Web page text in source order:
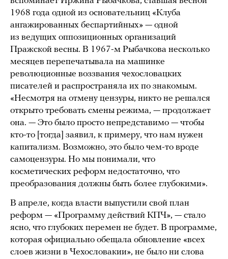
1968 года одной из основательниц «Клуба
ангажированных беспартийных» — одной
из ведущих оппозиционных организаций
Пражской весны. В 1967-м Рыбачкова несколько
месяцев перепечатывала на машинке
революционные воззвания чехословацких
писателей и распространяла их по знакомым.
«Несмотря на отмену цензуры, никто не решался
открыто требовать смены режима, — продолжает
она. — Это было просто непредставимо — чтобы
кто-то [тогда] заявил, к примеру, что нам нужен
капитализм. Возможно, это было чем-то вроде
самоцензуры. Но мы понимали, что
косметических реформ недостаточно, что
преобразования должны быть более глубокими».
В апреле, когда власти выпустили свой план
реформ — «Программу действий КПЧ», — стало
ясно, что глубоких перемен не будет. В программе,
которая официально обещала обновление «всех
слоев жизни в Чехословакии», не было ни слова